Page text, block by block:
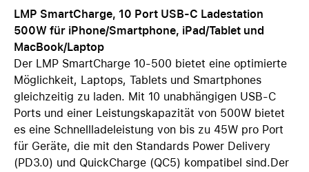
LMP SmartCharge, 10 Port USB-C Ladestation
500W für iPhone/Smartphone, iPad/Tablet und
MacBook/Laptop
Der LMP SmartCharge 10-500 bietet eine optimierte
Möglichkeit, Laptops, Tablets und Smartphones
gleichzeitig zu laden. Mit 10 unabhängigen USB-C
Ports und einer Leistungskapazität von 500W bietet
es eine Schnellladeleistung von bis zu 45W pro Port
für Geräte, die mit den Standards Power Delivery
(PD3.0) und QuickCharge (QC5) kompatibel sind.Der